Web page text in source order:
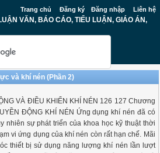
Trang chủ Đăng ký Đăng nhập Liên hệ
VĂN, BÁO CÁO, TIỂU LUẬN, GIÁO ÁN,
và khí nén (Phần 2)
VÀ ĐIỀU KHIỂN KHÍ NÉN 126 127 Chương
ĐỘNG KHÍ NÉN Ứng dụng khí nén đã có
nhiên sự phát triển của khoa học kỹ thuật thời
vi ứng dụng của khí nén còn rất hạn chế. Mãi
thiết bị sử dụng năng lượng khí nén lần lượt